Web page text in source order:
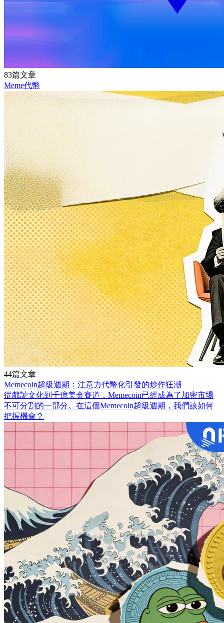
83篇文章
Meme代幣
44篇文章
Memecoin超級週期：注意力代幣化引發的炒作狂潮
從戲謔文化到千億美金賽道，Memecoin已經成為了加密市場
不可分割的一部分。在這個Memecoin超級週期，我們該如何
把握機會？